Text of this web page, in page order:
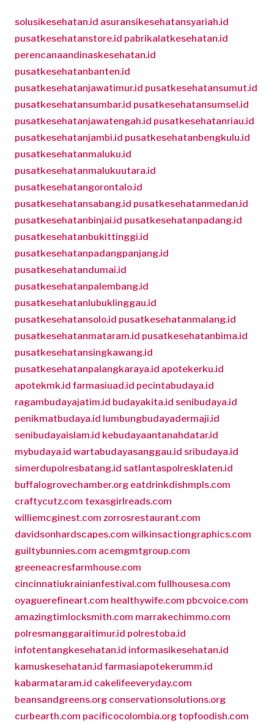
solusikesehatan.id asuransikesehatansyariah.id
pusatkesehatanstore.id pabrikalatkesehatan.id
perencanaandinaskesehatan.id
pusatkesehatanbanten.id
pusatkesehatanjawatimur.id pusatkesehatansumut.id
pusatkesehatansumbar.id pusatkesehatansumsel.id
pusatkesehatanjawatengah.id pusatkesehatanriau.id
pusatkesehatanjambi.id pusatkesehatanbengkulu.id
pusatkesehatanmaluku.id
pusatkesehatanmalukuutara.id
pusatkesehatangorontalo.id
pusatkesehatansabang.id pusatkesehatanmedan.id
pusatkesehatanbinjai.id pusatkesehatanpadang.id
pusatkesehatanbukittinggi.id
pusatkesehatanpadangpanjang.id
pusatkesehatandumai.id
pusatkesehatanpalembang.id
pusatkesehatanlubuklinggau.id
pusatkesehatansolo.id pusatkesehatanmalang.id
pusatkesehatanmataram.id pusatkesehatanbima.id
pusatkesehatansingkawang.id
pusatkesehatanpalangkaraya.id apotekerku.id
apotekmk.id farmasiuad.id pecintabudaya.id
ragambudayajatim.id budayakita.id senibudaya.id
penikmatbudaya.id lumbungbudayadermaji.id
senibudayaislam.id kebudayaantanahdatar.id
mybudaya.id wartabudayasanggau.id sribudaya.id
simerdupolresbatang.id satlantaspolresklaten.id
buffalogrovechamber.org eatdrinkdishmpls.com
craftycutz.com texasgirlreads.com
williemcginest.com zorrosrestaurant.com
davidsonhardscapes.com wilkinsactiongraphics.com
guiltybunnies.com acemgmtgroup.com
greeneacresfarmhouse.com
cincinnatiukrainianfestival.com fullhousesa.com
oyaguerefineart.com healthywife.com pbcvoice.com
amazingtimlocksmith.com marrakechimmo.com
polresmanggaraitimur.id polrestoba.id
infotentangkesehatan.id informasikesehatan.id
kamuskesehatan.id farmasiapotekerumm.id
kabarmataram.id cakelifeeveryday.com
beansandgreens.org conservationsolutions.org
curbearth.com pacificocolombia.org topfoodish.com